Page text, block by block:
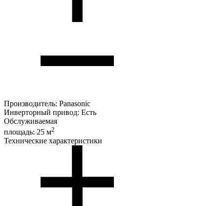
Производитель: Panasonic
Инверторный привод: Есть
Обслуживаемая
площадь: 25 м2
Технические характеристики